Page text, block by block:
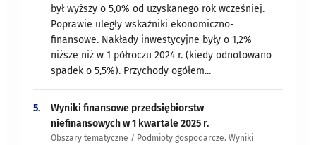
był wyższy o 5,0% od uzyskanego rok wcześniej.
Poprawie uległy wskaźniki ekonomiczno-
finansowe. Nakłady inwestycyjne były o 1,2%
niższe niż w 1 półroczu 2024 r. (kiedy odnotowano
spadek o 5,5%). Przychody ogółem...
5.
Wyniki finansowe przedsiębiorstw
niefinansowych w 1 kwartale 2025 r.
Obszary tematyczne / Podmioty gospodarcze. Wyniki